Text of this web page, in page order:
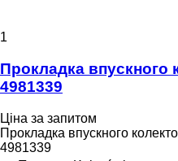
1
Прокладка впускного
4981339
Ціна за запитом
Прокладка впускного
4981339